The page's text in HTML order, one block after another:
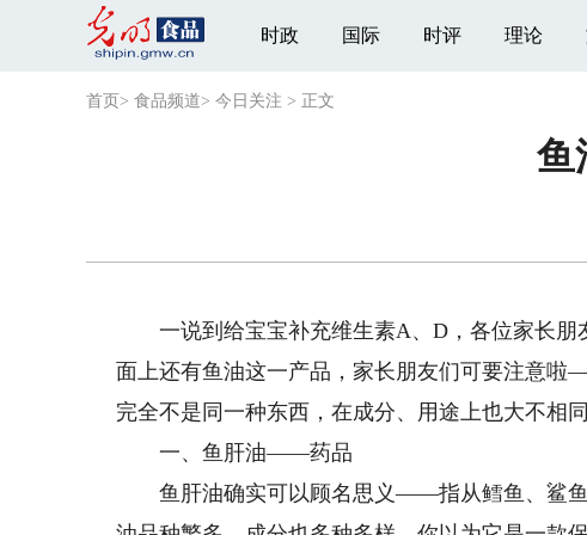
时政 国际 时评 理论
首页 > 食品频道> 今日关注 > 正文
鱼
一说到给宝宝补充维生素A、D，各位家长朋
面上还有鱼油这一产品，家长朋友们可要注意
完全不是同一种东西，在成分、用途上也大不相
一、鱼肝油——药品
鱼肝油确实可以顾名思义——指从鳕鱼、鲨鱼